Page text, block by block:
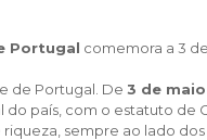
Portugal comemora a 3
de Portugal. De 3 de
país, com o estatuto de
sempre ao lado